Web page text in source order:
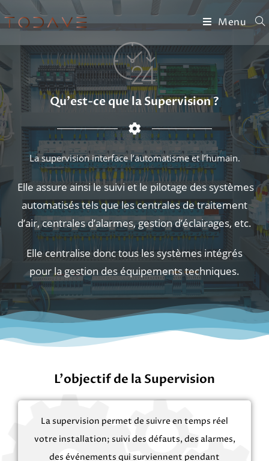
Menu
Qu'est-ce que la Supervision ?
La supervision interface l’automatisme et l’humain.
Elle assure ainsi le suivi et le pilotage des systèmes
automatisés tels que les centrales de traitement
d’air, centrales d’alarmes, gestion d’éclairages, etc.
Elle centralise donc tous les systèmes intégrés
pour la gestion des équipements techniques.
L'objectif de la Supervision
La supervision permet de suivre en temps réel
votre installation; suivi des défauts, des alarmes,
des événements qui surviennent pendant